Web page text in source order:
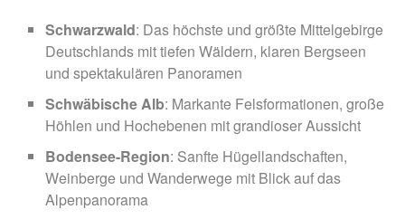
Schwarzwald: Das höchste und größte Mittelgebirge
Deutschlands mit tiefen Wäldern, klaren Bergseen
und spektakulären Panoramen
Schwäbische Alb: Markante Felsformationen, große
Höhlen und Hochebenen mit grandioser Aussicht
Bodensee-Region: Sanfte Hügellandschaften,
Weinberge und Wanderwege mit Blick auf das
Alpenpanorama